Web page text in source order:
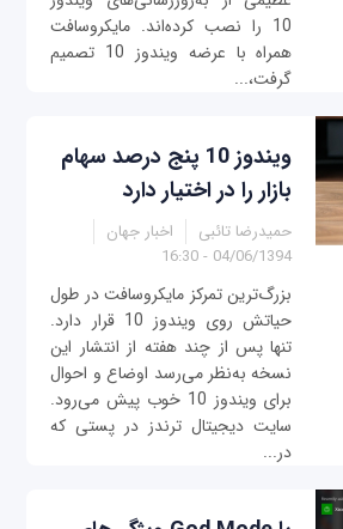
10 را نصب کرده‌اند. مایکروسافت
همراه با عرضه ویندوز 10 تصمیم
گرفت،...
ویندوز 10 پنج درصد سهام
بازار را در اختیار دارد
حمیدرضا تائبی
اخبار جهان
04/06/1394 - 16:30
بزرگ‌ترین تمرکز مایکروسافت در طول
حیاتش روی ویندوز 10 قرار دارد.
تنها پس از چند هفته از انتشار این
نسخه به‌نظر می‌رسد اوضاع و احوال
برای ویندوز 10 خوب پیش می‌رود.
سایت دیجیتال ترندز در پستی که
در...